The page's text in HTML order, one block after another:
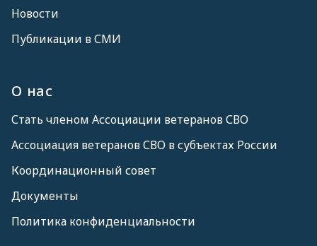
Новости
Публикации в СМИ
О нас
Стать членом Ассоциации ветеранов СВО
Ассоциация ветеранов СВО в субъектах России
Координационный совет
Документы
Политика конфиденциальности